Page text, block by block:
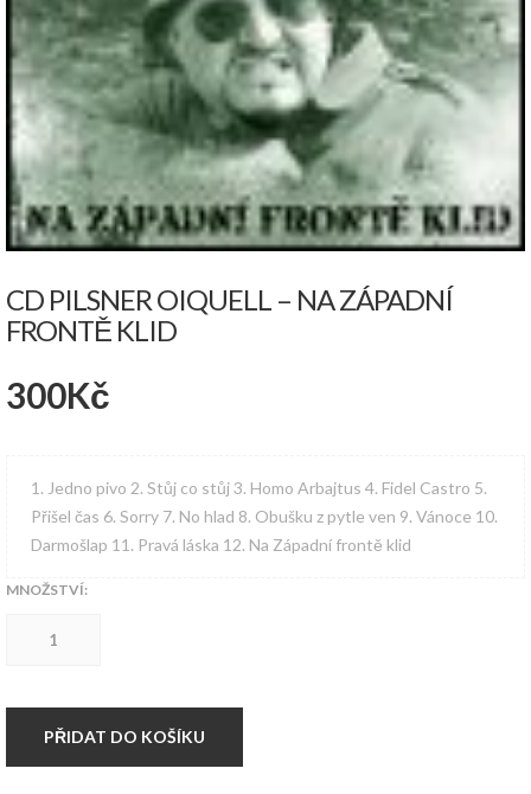
CD PILSNER OIQUELL – NA ZÁPADNÍ
FRONTĚ KLID
300Kč
1. Jedno pivo 2. Stůj co stůj 3. Homo Arbajtus 4. Fidel Castro 5.
Přišel čas 6. Sorry 7. No hlad 8. Obušku z pytle ven 9. Vánoce 10.
Darmošlap 11. Pravá láska 12. Na Západní frontě klid
MNOŽSTVÍ:
Pilsner
Na
ZápadníPŘIDAT DO KOŠÍKU